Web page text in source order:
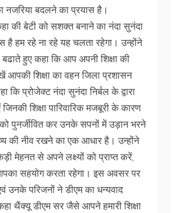
नजरिया बदलने का प्रयास है।
की बेटी को सशक्त बनाने का नंदा सुनंदा
है हम रहे ना रहे यह चलता रहेगा। उन्होंने
बढाते हुए कहा कि आप अपनी शिक्षा की
आपकी शिक्षा का वहन जिला प्रशासन
कि प्रोजेक्ट नंदा सुनंदा निर्बल के द्वारा
शिक्षा पारिवारिक मजबूरी के कारण
पुनर्जीवित कर उनके सपनों में उड़ान भरने
की नीव रखने का एक आधार है। उन्होंने
मेहनत से अपने लक्ष्यों को प्राप्त करें,
सहयोग करता रहेगा। इस अवसर पर
उनके परिजनों ने डीएम का धन्यवाद
थैंक्यू डीएम सर जैसे आपने हमारी शिक्षा